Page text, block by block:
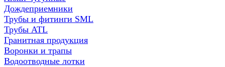
Дождеприемники
Трубы и фитинги SML
Трубы ATL
Гранитная продукция
Воронки и трапы
Водоотводные лотки